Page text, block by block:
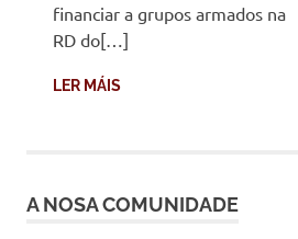
financiar a grupos armados na
RD do[…]
LER MÁIS
A NOSA COMUNIDADE